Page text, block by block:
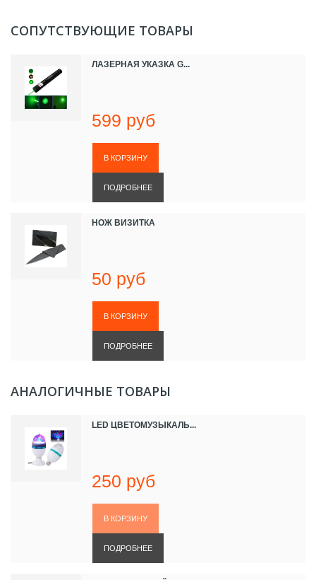
СОПУТСТВУЮЩИЕ ТОВАРЫ
ЛАЗЕРНАЯ УКАЗКА G...
599 руб
ПОДРОБНЕЕ
НОЖ ВИЗИТКА
50 руб
ПОДРОБНЕЕ
АНАЛОГИЧНЫЕ ТОВАРЫ
LED ЦВЕТОМУЗЫКАЛЬ...
250 руб
ПОДРОБНЕЕ